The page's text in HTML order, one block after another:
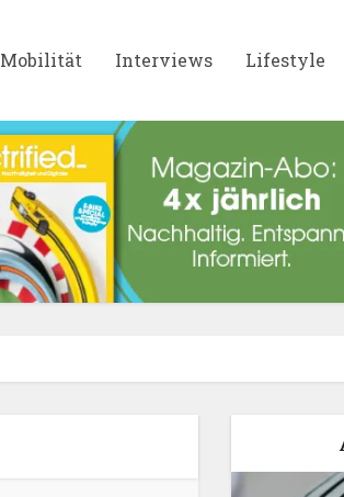
Mobilität Interviews Lifestyle